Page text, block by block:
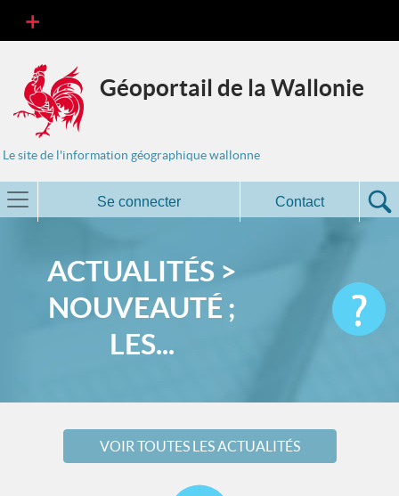
Géoportail de la Wallonie
Le site de l'information géographique wallonne
Se connecter Contact
ACTUALITÉS >
NOUVEAUTÉ ;
LES...
VOIR TOUTES LES ACTUALITÉS